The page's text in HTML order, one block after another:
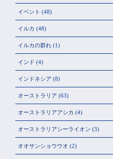
イベント (48)
イルカ (48)
イルカの群れ (1)
インド (4)
インドネシア (8)
オーストラリア (63)
オーストラリアアシカ (4)
オーストラリアシーライオン (3)
オオサンショウウオ (2)